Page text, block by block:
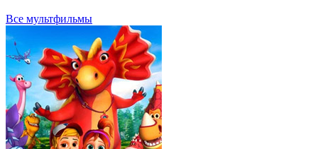
Все мультфильмы